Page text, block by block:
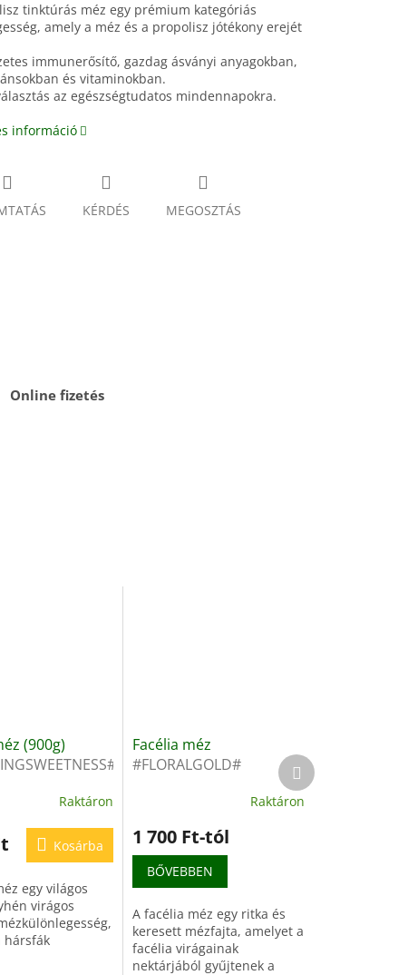
tinktúrás méz egy prémium kategóriás
amely a méz és a propolisz jótékony erejét
immunerősítő, gazdag ásványi anyagokban,
és vitaminokban.
az egészségtudatos mindennapokra.
információ
KÉRDÉS MEGOSZTÁS
Online fizetés
(900g)
nektárból
Raktáron
Kosárba
egy világos
virágos
hársfák
Facélia méz
#FLORALGOLD#
mézkülönlegességRaktáron
1 700 Ft-tól
BŐVEBBEN
A facélia méz egy ritka és
keresett mézfajta, amelyet a
facélia virágainak
nektárjából gyűjtenek a
Következő
termék